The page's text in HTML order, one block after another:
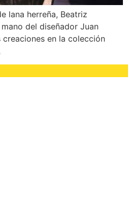
lana herreña, Beatriz
del diseñador Juan
en la colección